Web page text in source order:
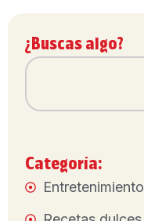
¿Buscas algo?
Categoría:
Entretenimiento